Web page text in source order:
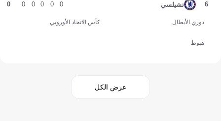
6 تشيلسي 0
0
0
0
0
0
دوري الأبطال كأس الاتحاد الأوروبي
هبوط
عرض الكل